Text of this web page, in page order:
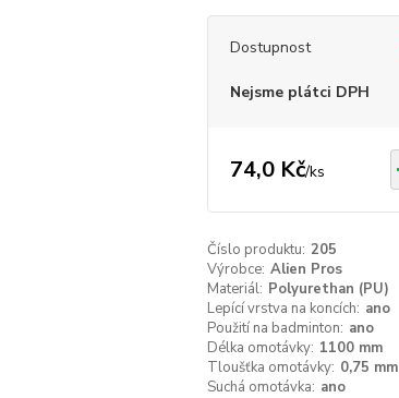
Dostupnost
Nejsme plátci DPH
74,0 Kč/ks
Číslo produktu: 205
Výrobce: Alien Pros
Materiál: Polyurethan (PU)
Lepící vrstva na koncích: ano
Použití na badminton: ano
Délka omotávky: 1100 mm
Tloušťka omotávky: 0,75 mm
Suchá omotávka: ano